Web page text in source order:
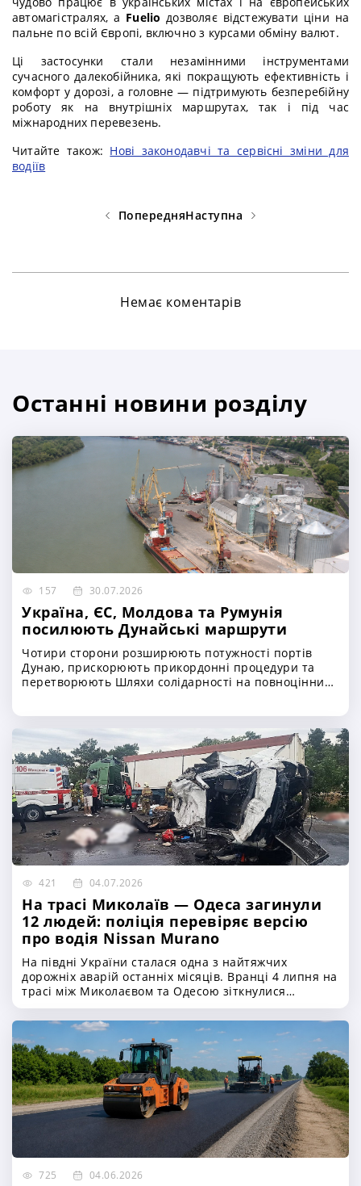
автомагістралях, а Fuelio дозволяє відстежувати ціни на
пальне по всій Європі, включно з курсами обміну валют.
Ці застосунки стали незамінними інструментами
сучасного далекобійника, які покращують ефективність і
комфорт у дорозі, а головне — підтримують безперебійну
роботу як на внутрішніх маршрутах, так і під час
міжнародних перевезень.
Читайте також: Нові законодавчі та сервісні зміни для
водіїв
ПопередняНаступна
Немає коментарів
Останні новини розділу
157 30.07.2026
Україна, ЄС, Молдова та Румунія
посилюють Дунайські маршрути
Чотири сторони розширюють потужності портів
Дунаю, прискорюють прикордонні процедури та
перетворюють Шляхи солідарності на повноцінний
421 04.07.2026
На трасі Миколаїв — Одеса загинули
12 людей: поліція перевіряє версію
про водія Nissan Murano
На півдні України сталася одна з найтяжчих
дорожніх аварій останніх місяців. Вранці 4 липня на
трасі між Миколаєвом та Одесою зіткнулися
пасажирський мікроавтобус Mercedes Sprinter і
вантажний автомобіль Volvo. Унаслідок ДТП
загинули 12 людей, ще шестеро дістали травми
725 04.06.2026